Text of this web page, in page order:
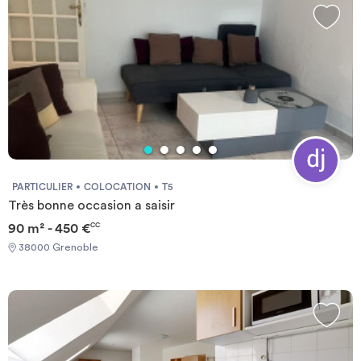
PARTICULIER COLOCATION T5
Très bonne occasion a saisir
90 m² - 450 €CC
38000 Grenoble